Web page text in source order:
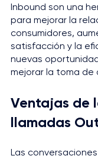
Inbound son una
para mejorar la
consumidores,
satisfacción y la
nuevas
mejorar la toma de
Ventajas de
llamadas
Las